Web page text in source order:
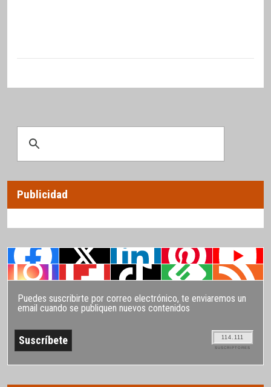
Publicidad
Puedes suscribirte por correo electrónico, te enviaremos un
email cuando se publiquen nuevos contenidos
114.111
SUSCRIPTORES